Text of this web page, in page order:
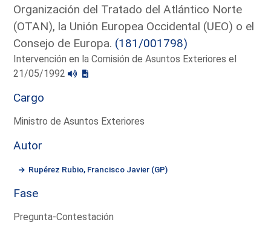
Organización del Tratado del Atlántico Norte
(OTAN), la Unión Europea Occidental (UEO) o el
Consejo de Europa. (181/001798)
Intervención en la Comisión de Asuntos Exteriores el
21/05/1992
Cargo
Ministro de Asuntos Exteriores
Autor
Rupérez Rubio, Francisco Javier (GP)
Fase
Pregunta-Contestación